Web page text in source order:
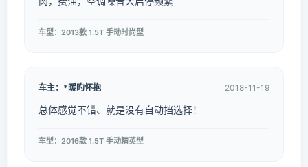
车型：2013款 1.5T 手动时尚型
车主：*暖旳怀抱 2018-11-19
总体感觉不错、就是没有自动挡选择！
车型：2016款 1.5T 手动精英型